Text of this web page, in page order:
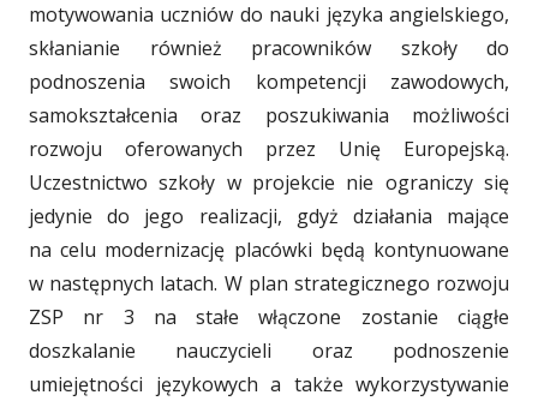
motywowania uczniów do nauki języka angielskiego,
skłanianie również pracowników szkoły do
podnoszenia swoich kompetencji zawodowych,
samokształcenia oraz poszukiwania możliwości
rozwoju oferowanych przez Unię Europejską.
Uczestnictwo szkoły w projekcie nie ograniczy się
jedynie do jego realizacji, gdyż działania mające
na celu modernizację placówki będą kontynuowane
w następnych latach. W plan strategicznego rozwoju
ZSP nr 3 na stałe włączone zostanie ciągłe
doszkalanie nauczycieli oraz podnoszenie
umiejętności językowych a także wykorzystywanie